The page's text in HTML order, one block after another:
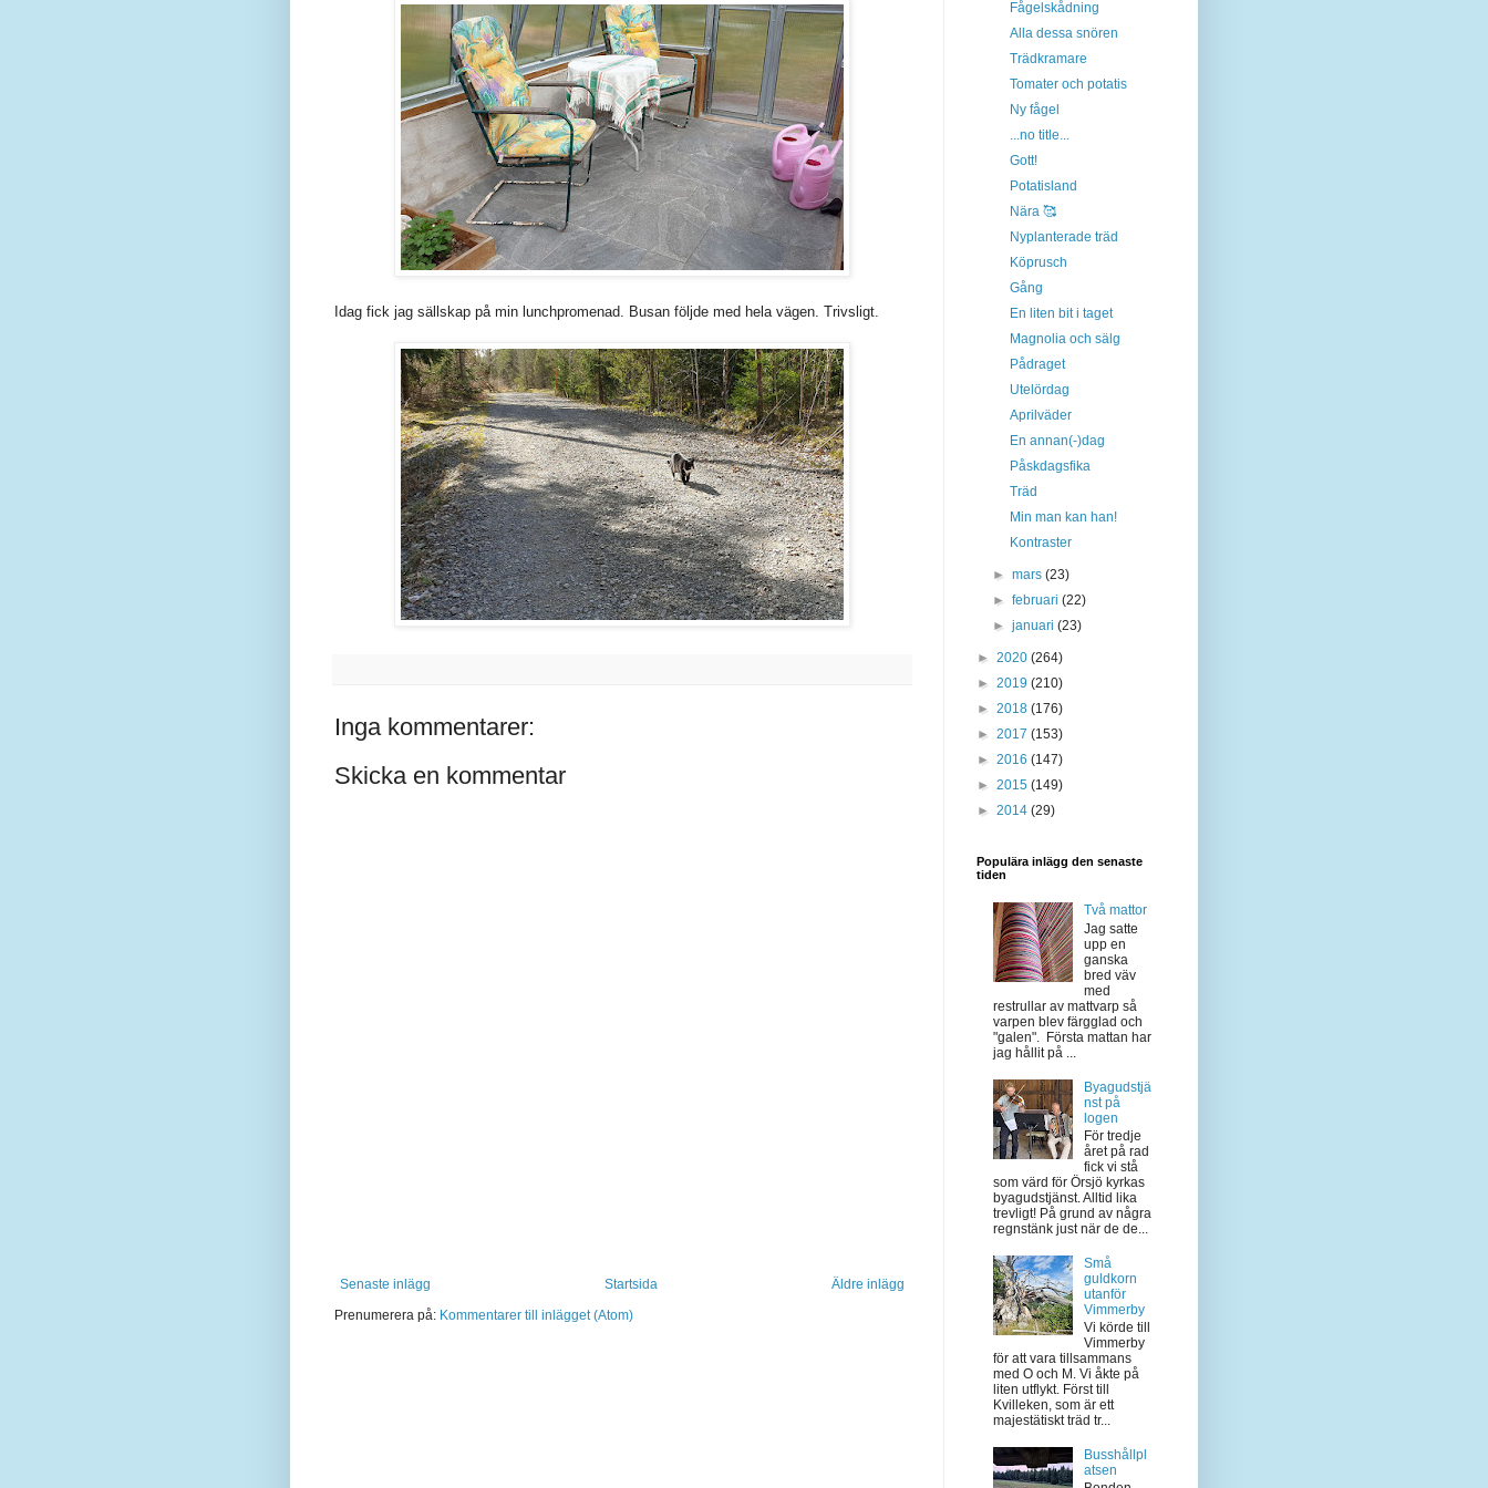
Idag fick jag sällskap på min lunchpromenad. Busan följde med hela vägen. Trivsligt.
Inga kommentarer:
Skicka en kommentar
Senaste inlägg Äldre inlägg
Startsida
Prenumerera på: Kommentarer till inlägget (Atom)
Fågelskådning
Alla dessa snören
Trädkramare
Tomater och potatis
Ny fågel
...no title...
Gott!
Potatisland
Nära 🥰
Nyplanterade träd
Köprusch
Gång
En liten bit i taget
Magnolia och sälg
Pådraget
Utelördag
Aprilväder
En annan(-)dag
Påskdagsfika
Träd
Min man kan han!
Kontraster
►mars(23)
►februari(22)
►januari(23)
► 2020 (264)
► 2019 (210)
► 2018 (176)
► 2017 (153)
► 2016 (147)
► 2015 (149)
► 2014 (29)
Populära inlägg den senaste
tiden
Två mattor
Jag satte
upp en
ganska
bred väv
med
restrullar av mattvarp så
varpen blev färgglad och
"galen". Första mattan har
jag hållit på ...
Byagudstjä
nst på
logen
För tredje
året på rad
fick vi stå
som värd för Örsjö kyrkas
byagudstjänst. Alltid lika
trevligt! På grund av några
regnstänk just när de de...
Små
guldkorn
utanför
Vimmerby
Vi körde till
Vimmerby
för att vara tillsammans
med O och M. Vi åkte på
liten utflykt. Först till
Kvilleken, som är ett
majestätiskt träd tr...
Busshållpl
atsen